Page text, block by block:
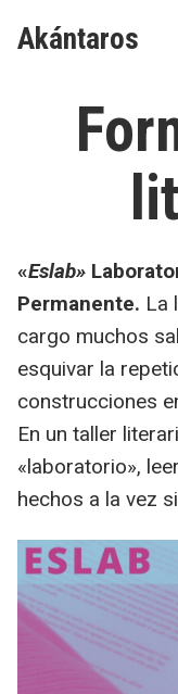
Akántaros
«Eslab»
Permanente. La
cargo muchos
esquivar la
construcciones
En un taller
«laboratorio»,
hechos a la vez